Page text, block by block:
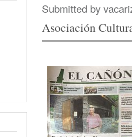
Submitted by
Asociación